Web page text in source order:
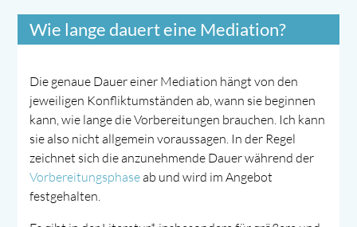
Wie lange dauert eine Mediation?
Die genaue Dauer einer Mediation hängt von den
jeweiligen Konfliktumständen ab, wann sie beginnen
kann, wie lange die Vorbereitungen brauchen. Ich kann
sie also nicht allgemein voraussagen. In der Regel
zeichnet sich die anzunehmende Dauer während der
Vorbereitungsphaseab und wird im Angebot
festgehalten.